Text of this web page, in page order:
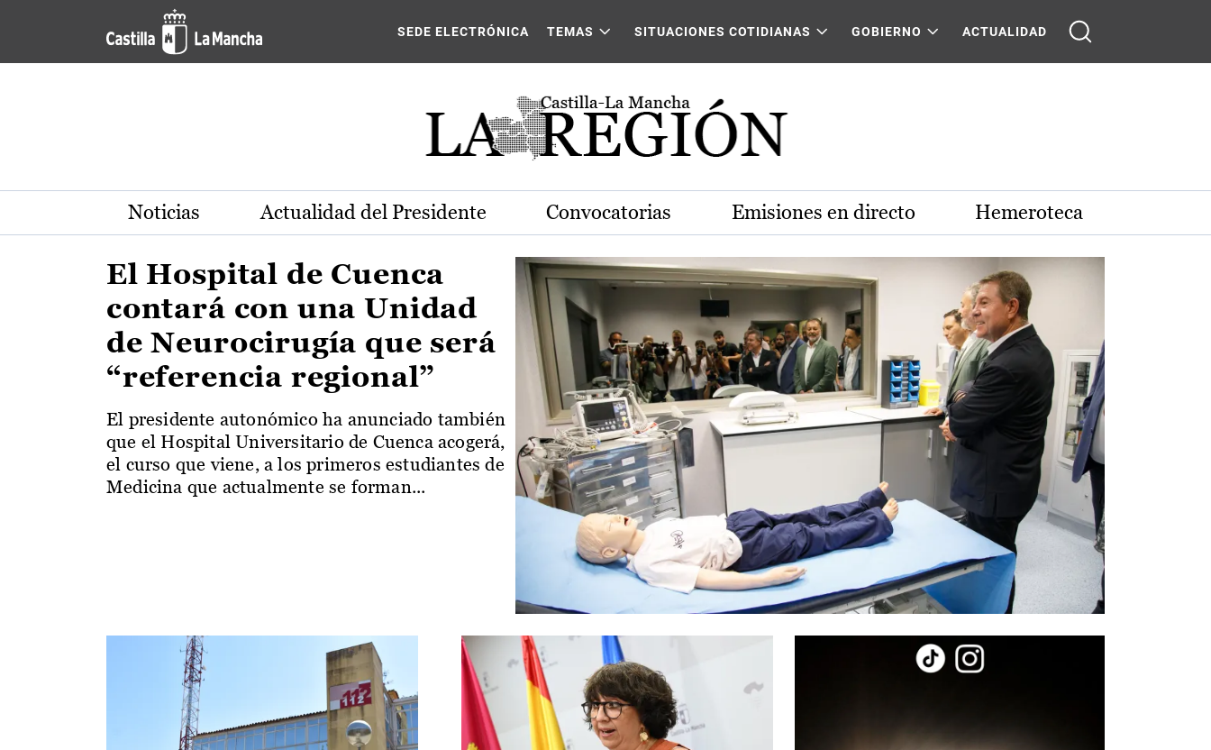
Pasar al contenido principal
Actualidad de la región de Castilla-La Mancha
SEDE ELECTRÓNICA TEMAS SITUACIONES COTIDIANAS GOBIERNO ACTUALIDAD
Noticias Actualidad del Presidente Convocatorias Emisiones en directo Hemeroteca
El Hospital de Cuenca
contará con una Unidad
de Neurocirugía que será
“referencia regional”
El presidente autonómico ha anunciado también
que el Hospital Universitario de Cuenca acogerá,
el curso que viene, a los primeros estudiantes de
Medicina que actualmente se forman...